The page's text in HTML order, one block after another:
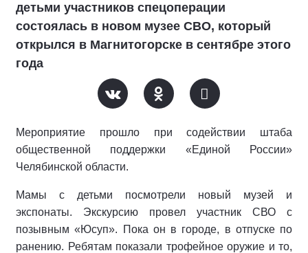
детьми участников спецоперации
состоялась в новом музее СВО, который
открылся в Магнитогорске в сентябре этого
года
Мероприятие прошло при содействии штаба
общественной поддержки «Единой России»
Челябинской области.
Мамы с детьми посмотрели новый музей и
экспонаты. Экскурсию провел участник СВО с
позывным «Юсуп». Пока он в городе, в отпуске по
ранению. Ребятам показали трофейное оружие и то,